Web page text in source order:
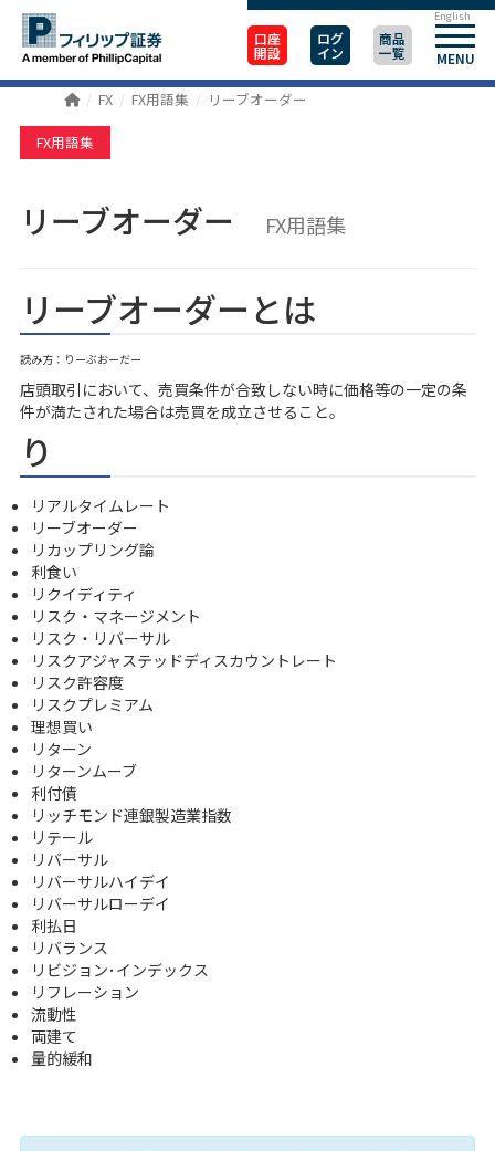
口座
開設
ログ
イン
商品
一覧 MENU
English
FX FX用語集 リーブオーダー
FX用語集
リーブオーダー FX用語集
リーブオーダーとは
読み方：りーぶおーだー
店頭取引において、売買条件が合致しない時に価格等の一定の条
件が満たされた場合は売買を成立させること。
り
リアルタイムレート
リーブオーダー
リカップリング論
利食い
リクイディティ
リスク・マネージメント
リスク・リバーサル
リスクアジャステッドディスカウントレート
リスク許容度
リスクプレミアム
理想買い
リターン
リターンムーブ
利付債
リッチモンド連銀製造業指数
リテール
リバーサル
リバーサルハイデイ
リバーサルローデイ
利払日
リバランス
リビジョン･インデックス
リフレーション
流動性
両建て
量的緩和